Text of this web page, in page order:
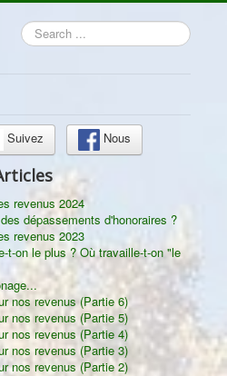
Search
...
Suivez Nous
revenus 2024
dépassements d'honoraires ?
revenus 2023
t-on le plus ? Où travaille-t-on "le
nos revenus (Partie 6)
nos revenus (Partie 5)
nos revenus (Partie 4)
nos revenus (Partie 3)
nos revenus (Partie 2)